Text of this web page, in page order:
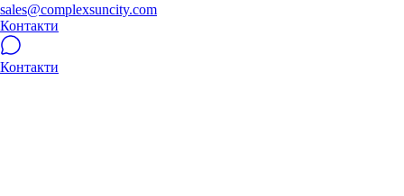
sales@complexsuncity.com
Контакти
Контакти